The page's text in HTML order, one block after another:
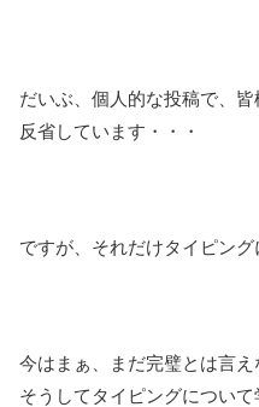
だいぶ、個人的な投稿で、
反省しています・・・
ですが、それだけタイピング
今はまぁ、まだ完璧とは言え
そうしてタイピングについ